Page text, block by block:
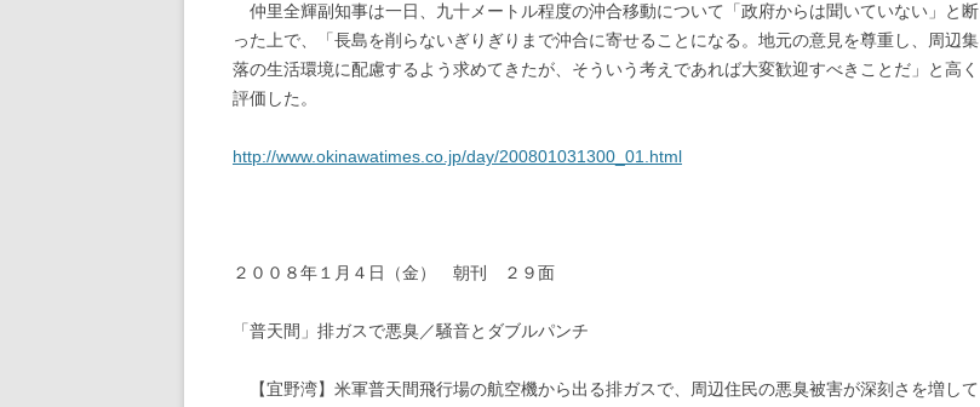
仲里全輝副知事は一日、九十メートル程度の沖合移動について「政府からは聞いていない」と断
った上で、「長島を削らないぎりぎりまで沖合に寄せることになる。地元の意見を尊重し、周辺集
落の生活環境に配慮するよう求めてきたが、そういう考えであれば大変歓迎すべきことだ」と高く
評価した。
http://www.okinawatimes.co.jp/day/200801031300_01.html
２００８年１月４日（金） 朝刊 ２９面
「普天間」排ガスで悪臭／騒音とダブルパンチ
【宜野湾】米軍普天間飛行場の航空機から出る排ガスで、周辺住民の悪臭被害が深刻さを増して